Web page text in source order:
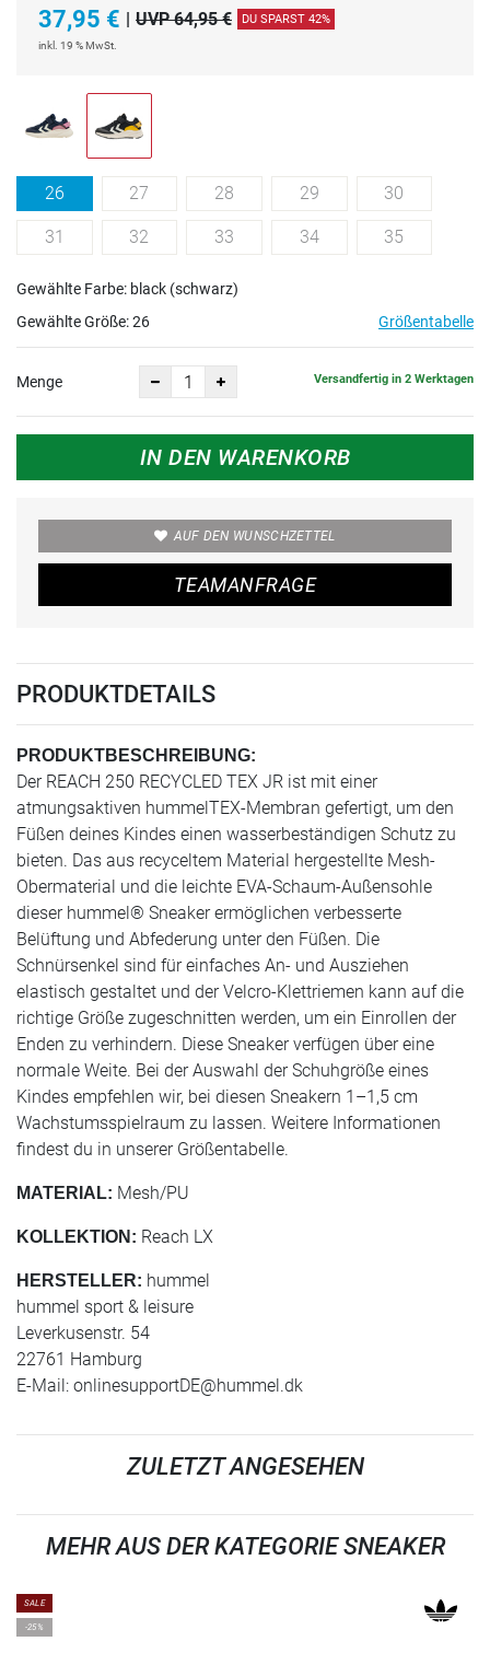
37,95 € | UVP 64,95 € DU SPARST 42%
inkl. 19 % MwSt.
26 27 28 29 30
31 32 33 34 35
Gewählte Farbe: black (schwarz)
Gewählte Größe:26 Größentabelle
Menge Versandfertig in 2 Werktagen
IN DEN WARENKORB
AUF DEN WUNSCHZETTEL
TEAMANFRAGE
PRODUKTDETAILS
PRODUKTBESCHREIBUNG:
Der REACH 250 RECYCLED TEX JR ist mit einer
atmungsaktiven hummelTEX-Membran gefertigt, um den
Füßen deines Kindes einen wasserbeständigen Schutz zu
bieten. Das aus recyceltem Material hergestellte Mesh-
Obermaterial und die leichte EVA-Schaum-Außensohle
dieser hummel® Sneaker ermöglichen verbesserte
Belüftung und Abfederung unter den Füßen. Die
Schnürsenkel sind für einfaches An- und Ausziehen
elastisch gestaltet und der Velcro-Klettriemen kann auf die
richtige Größe zugeschnitten werden, um ein Einrollen der
Enden zu verhindern. Diese Sneaker verfügen über eine
normale Weite. Bei der Auswahl der Schuhgröße eines
Kindes empfehlen wir, bei diesen Sneakern 1–1,5 cm
Wachstumsspielraum zu lassen. Weitere Informationen
findest du in unserer Größentabelle.
MATERIAL: Mesh/PU
KOLLEKTION: Reach LX
HERSTELLER: hummel
hummel sport & leisure
Leverkusenstr. 54
22761 Hamburg
E-Mail: onlinesupportDE@hummel.dk
ZULETZT ANGESEHEN
MEHR AUS DER KATEGORIE SNEAKER
SALE
-25%